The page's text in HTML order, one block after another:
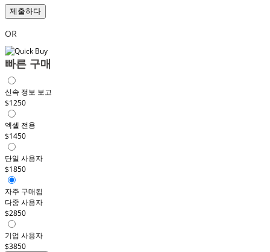
제출하다
OR
빠른 구매
신속 정보 보고
$1250
엑셀 전용
$1450
단일 사용자
$1850
자주 구매됨
다중 사용자
$2850
기업 사용자
$3850